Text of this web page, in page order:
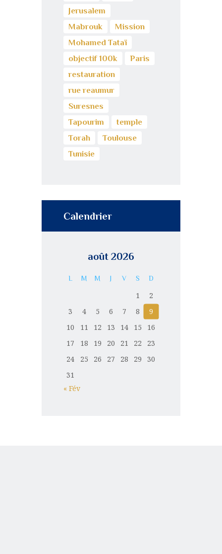
Jerusalem
Mabrouk
Mission
Mohamed Tataï
objectif 100k
Paris
restauration
rue reaumur
Suresnes
Tapourim
temple
Torah
Toulouse
Tunisie
Calendrier
août 2026
L M M J V S D
1
2
3
4 5 6 7 8
9
10
11 12 13 14 15
16
17
18 19 20 21 22
23
24
25 26 27 28 29
30
31
« Fév